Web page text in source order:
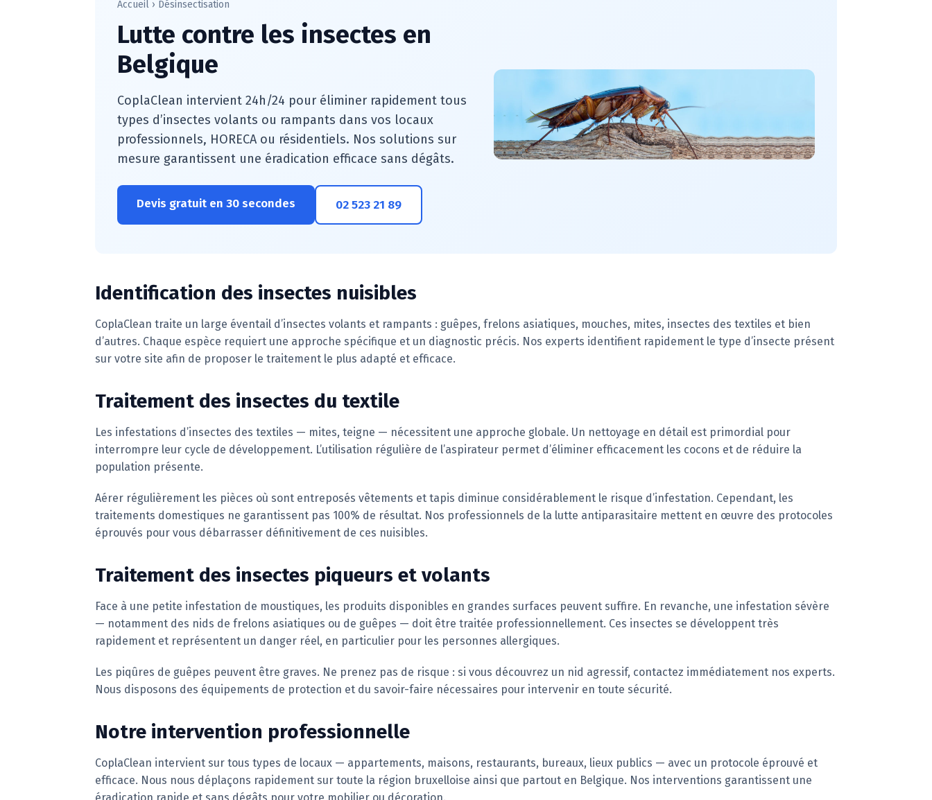
Accueil › Désinsectisation
Lutte contre les insectes en
Belgique
CoplaClean intervient 24h/24 pour éliminer rapidement tous
types d’insectes volants ou rampants dans vos locaux
professionnels, HORECA ou résidentiels. Nos solutions sur
mesure garantissent une éradication efficace sans dégâts.
Devis gratuit en 30 secondes 02 523 21 89
Identification des insectes nuisibles
CoplaClean traite un large éventail d’insectes volants et rampants : guêpes, frelons asiatiques, mouches, mites, insectes des textiles et bien
d’autres. Chaque espèce requiert une approche spécifique et un diagnostic précis. Nos experts identifient rapidement le type d’insecte présent
sur votre site afin de proposer le traitement le plus adapté et efficace.
Traitement des insectes du textile
Les infestations d’insectes des textiles — mites, teigne — nécessitent une approche globale. Un nettoyage en détail est primordial pour
interrompre leur cycle de développement. L’utilisation régulière de l’aspirateur permet d’éliminer efficacement les cocons et de réduire la
population présente.
Aérer régulièrement les pièces où sont entreposés vêtements et tapis diminue considérablement le risque d’infestation. Cependant, les
traitements domestiques ne garantissent pas 100% de résultat. Nos professionnels de la lutte antiparasitaire mettent en œuvre des protocoles
éprouvés pour vous débarrasser définitivement de ces nuisibles.
Traitement des insectes piqueurs et volants
Face à une petite infestation de moustiques, les produits disponibles en grandes surfaces peuvent suffire. En revanche, une infestation sévère
— notamment des nids de frelons asiatiques ou de guêpes — doit être traitée professionnellement. Ces insectes se développent très
rapidement et représentent un danger réel, en particulier pour les personnes allergiques.
Les piqûres de guêpes peuvent être graves. Ne prenez pas de risque : si vous découvrez un nid agressif, contactez immédiatement nos experts.
Nous disposons des équipements de protection et du savoir-faire nécessaires pour intervenir en toute sécurité.
Notre intervention professionnelle
CoplaClean intervient sur tous types de locaux — appartements, maisons, restaurants, bureaux, lieux publics — avec un protocole éprouvé et
efficace. Nous nous déplaçons rapidement sur toute la région bruxelloise ainsi que partout en Belgique. Nos interventions garantissent une